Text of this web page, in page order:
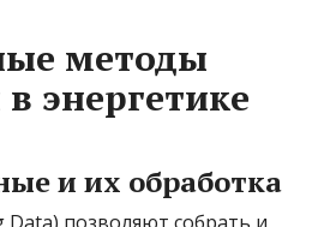
методы
энергетике
и их обработка